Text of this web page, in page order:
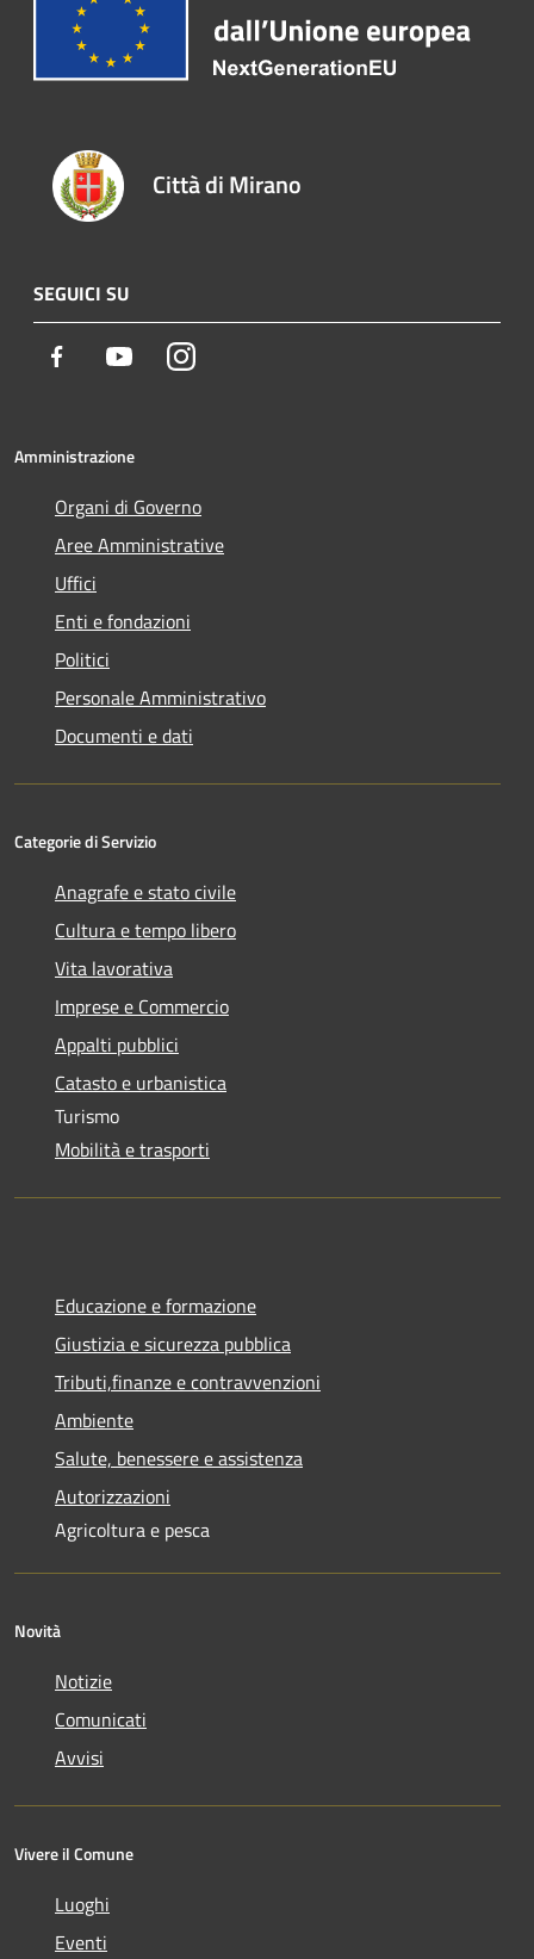
Città di Mirano
SEGUICI SU
Facebook YoutubeInstagram
Amministrazione
Organi di Governo
Aree Amministrative
Uffici
Enti e fondazioni
Politici
Personale Amministrativo
Documenti e dati
Categorie di Servizio
Anagrafe e stato civile
Cultura e tempo libero
Vita lavorativa
Imprese e Commercio
Appalti pubblici
Catasto e urbanistica
Turismo
Mobilità e trasporti
Educazione e formazione
Giustizia e sicurezza pubblica
Tributi,finanze e contravvenzioni
Ambiente
Salute, benessere e assistenza
Autorizzazioni
Agricoltura e pesca
Novità
Notizie
Comunicati
Avvisi
Vivere il Comune
Luoghi
Eventi